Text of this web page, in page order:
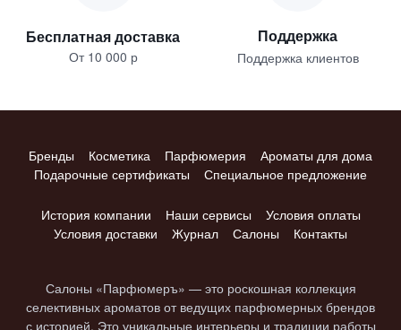
Бесплатная доставка
От 10 000 р
Поддержка
Поддержка клиентов
Бренды Косметика Парфюмерия
Ароматы для дома
Подарочные сертификаты
Специальное предложение
История компании Наши сервисы
Условия оплаты
Условия доставки
Журнал Салоны Контакты
Салоны «Парфюмеръ» — это роскошная коллекция
селективных ароматов от ведущих парфюмерных брендов
с историей. Это уникальные интерьеры и традиции работы